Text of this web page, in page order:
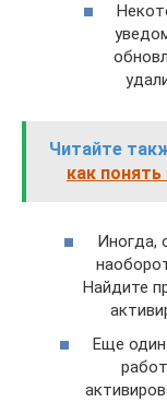
Читайте
как
Иногда,
Найдите
Еще один